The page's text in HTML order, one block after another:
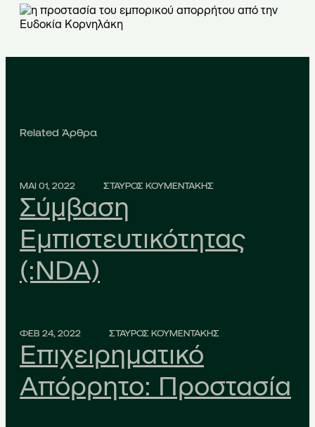
Related Άρθρα
ΜΑΙ 01, 2022 ΣΤΑΥΡΟΣ ΚΟΥΜΕΝΤΑΚΗΣ
Σύμβαση
Εμπιστευτικότητας
(:NDA)
ΦΕΒ 24, 2022 ΣΤΑΥΡΟΣ ΚΟΥΜΕΝΤΑΚΗΣ
Επιχειρηματικό
Απόρρητο: Προστασία